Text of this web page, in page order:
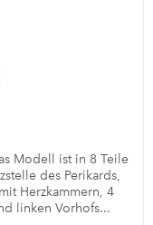
Modell ist in 8 Teile
des Perikards,
Herzkammern, 4
linken Vorhofs...